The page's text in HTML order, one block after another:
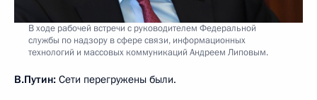
В ходе рабочей встречи с руководителем Федеральной
службы по надзору в сфере связи, информационных
технологий и массовых коммуникаций Андреем Липовым.
В.Путин: Сети перегружены были.